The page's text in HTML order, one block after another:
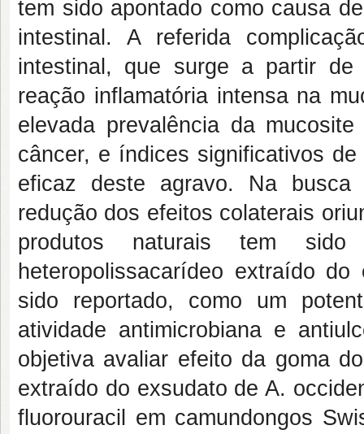
tem sido apontado como causa
intestinal. A referida
intestinal, que surge a partir de
reação inflamatória intensa na
elevada prevalência da
câncer, e índices significativos
eficaz deste agravo. Na
redução dos efeitos colaterais
produtos naturais tem
heteropolissacarídeo extraído
sido reportado, como um
atividade antimicrobiana e
objetiva avaliar efeito da goma
extraído do exsudato de A.
fluorouracil em camundongos